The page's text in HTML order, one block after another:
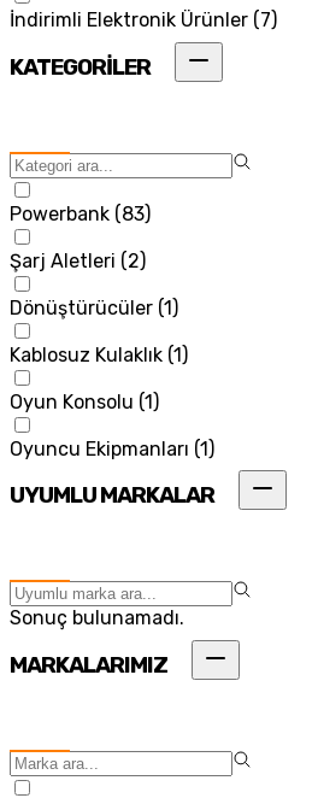
İndirimli Elektronik Ürünler (7)
KATEGORİLER
Powerbank (83)
Şarj Aletleri (2)
Dönüştürücüler (1)
Kablosuz Kulaklık (1)
Oyun Konsolu (1)
Oyuncu Ekipmanları (1)
UYUMLU MARKALAR
Sonuç bulunamadı.
MARKALARIMIZ